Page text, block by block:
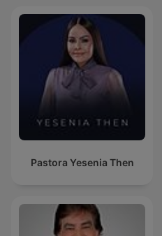
Pastora Yesenia Then